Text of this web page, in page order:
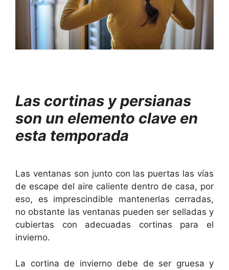
Las cortinas y persianas
son un elemento clave en
esta temporada
Las ventanas son junto con las puertas las vías
de escape del aire caliente dentro de casa, por
eso, es imprescindible mantenerlas cerradas,
no obstante las ventanas pueden ser selladas y
cubiertas con adecuadas cortinas para el
invierno.
La cortina de invierno debe de ser gruesa y